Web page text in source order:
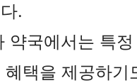
.
약국에서는 특
택을 제공하기